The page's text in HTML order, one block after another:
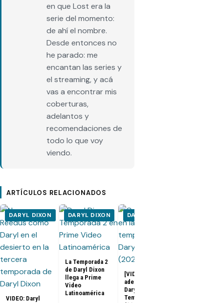
en que Lost era la
serie del momento:
de ahí el nombre.
Desde entonces no
he parado: me
encantan las series y
el streaming, y acá
vas a encontrar mis
coberturas,
adelantos y
recomendaciones de
todo lo que voy
viendo.
ARTÍCULOS RELACIONADOS
DARYL DIXON
VIDEO: Daryl
DARYL DIXON
La Temporada 2
de Daryl Dixon
llega a Prime
Video
Latinoamérica
DARYL DIXON
[VIDEO] Primer
adelanto de
Daryl Dixon
Temporada 3